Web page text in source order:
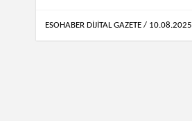
ESOHABER DİJİTAL GAZETE / 10.08.2025